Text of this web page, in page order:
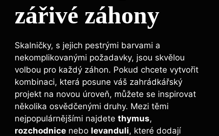
zářivé záhony
Skalničky, s jejich pestrými barvami a
nekomplikovanými požadavky, jsou skvělou
volbou pro každý záhon. Pokud chcete vytvořit
kombinaci, která posune váš zahrádkářský
projekt na novou úroveň, můžete se inspirovat
několika osvědčenými druhy. Mezi těmi
nejpopulárnějšími najdete thymus,
rozchodnice nebo levanduli, které dodají